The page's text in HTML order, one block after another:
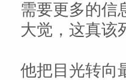
需要更多的信
大觉，这真该
他把目光转向